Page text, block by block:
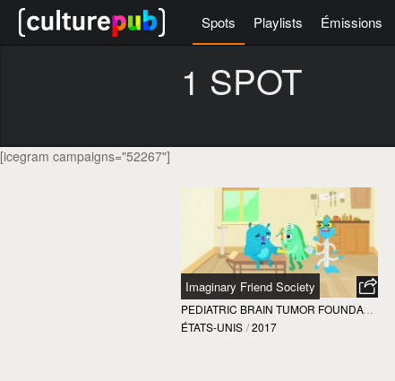
Spots Playlists Émissions
1 SPOT
[icegram campaigns="52267"]
Imaginary Friend Society
PEDIATRIC BRAIN TUMOR FOUNDATION
ÉTATS-UNIS / 2017